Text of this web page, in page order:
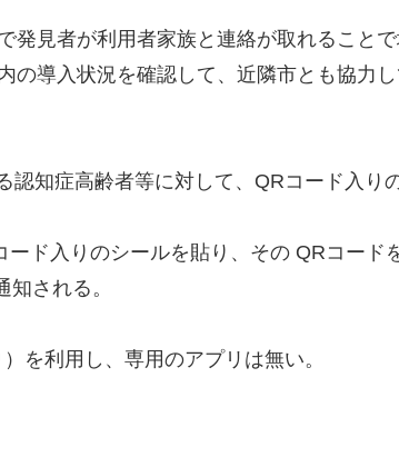
発見者が利用者家族と連絡が取れること
の導入状況を確認して、近隣市とも協力
知症高齢者等に対して、QRコード入り
ド入りのシールを貼り、その QRコード
される。
を利用し、専用のアプリは無い。